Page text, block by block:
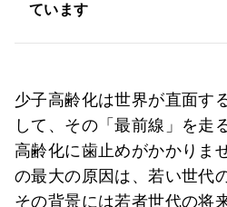
ています
少子高齢化は世界が直面す
して、その「最前線」を走
高齢化に歯止めがかかりま
の最大の原因は、若い世代
その背景には若者世代の将